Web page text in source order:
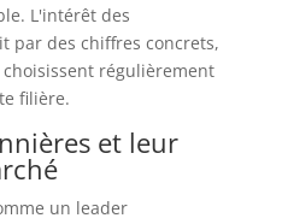
L'intérêt des
par des chiffres concrets,
régulièrement
filière.
et leur
un leader